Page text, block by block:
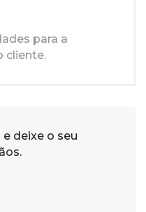
para a
cliente.
deixe o seu